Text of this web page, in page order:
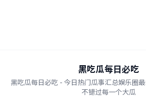
黑吃瓜每日必吃
黑吃瓜每日必吃 - 今日热门瓜事汇总娱乐圈
不错过每一个大瓜